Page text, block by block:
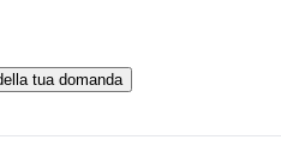
tua domanda